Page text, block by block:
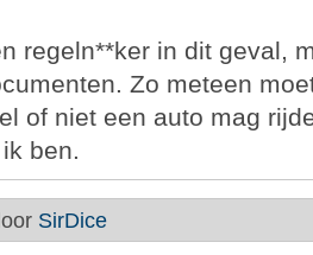
regeln**ker in dit geval,
Zo meteen
of niet een auto mag
ben.
SirDice